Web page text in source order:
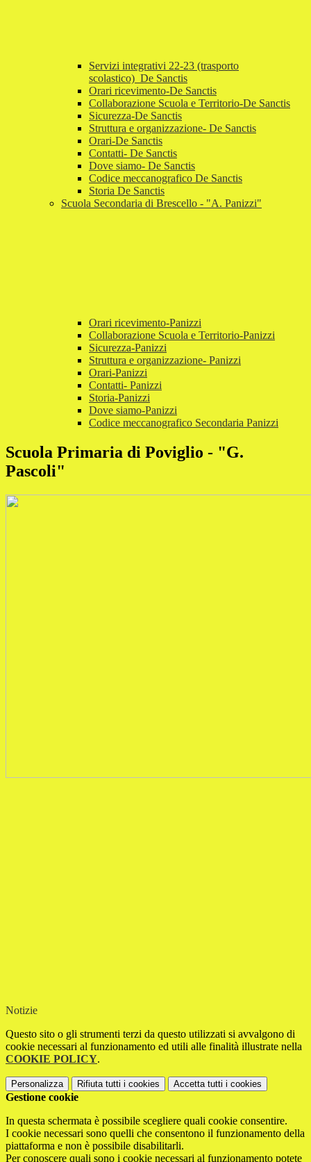
Servizi integrativi 22-23 (trasporto
scolastico)_De Sanctis
Orari ricevimento-De Sanctis
Collaborazione Scuola e Territorio-De Sanctis
Sicurezza-De Sanctis
Struttura e organizzazione- De Sanctis
Orari-De Sanctis
Contatti- De Sanctis
Dove siamo- De Sanctis
Codice meccanografico De Sanctis
Storia De Sanctis
Scuola Secondaria di Brescello - "A. Panizzi"
Orari ricevimento-Panizzi
Collaborazione Scuola e Territorio-Panizzi
Sicurezza-Panizzi
Struttura e organizzazione- Panizzi
Orari-Panizzi
Contatti- Panizzi
Storia-Panizzi
Dove siamo-Panizzi
Codice meccanografico Secondaria Panizzi
Scuola Primaria di Poviglio - "G.
Pascoli"
Notizie
Questo sito o gli strumenti terzi da questo utilizzati si avvalgono di
cookie necessari al funzionamento ed utili alle finalità illustrate nella
COOKIE POLICY.
Personalizza Rifiuta tutti i cookies Accetta tutti i cookies
Gestione cookie
In questa schermata è possibile scegliere quali cookie consentire.
I cookie necessari sono quelli che consentono il funzionamento della
piattaforma e non è possibile disabilitarli.
Per conoscere quali sono i cookie necessari al funzionamento potete